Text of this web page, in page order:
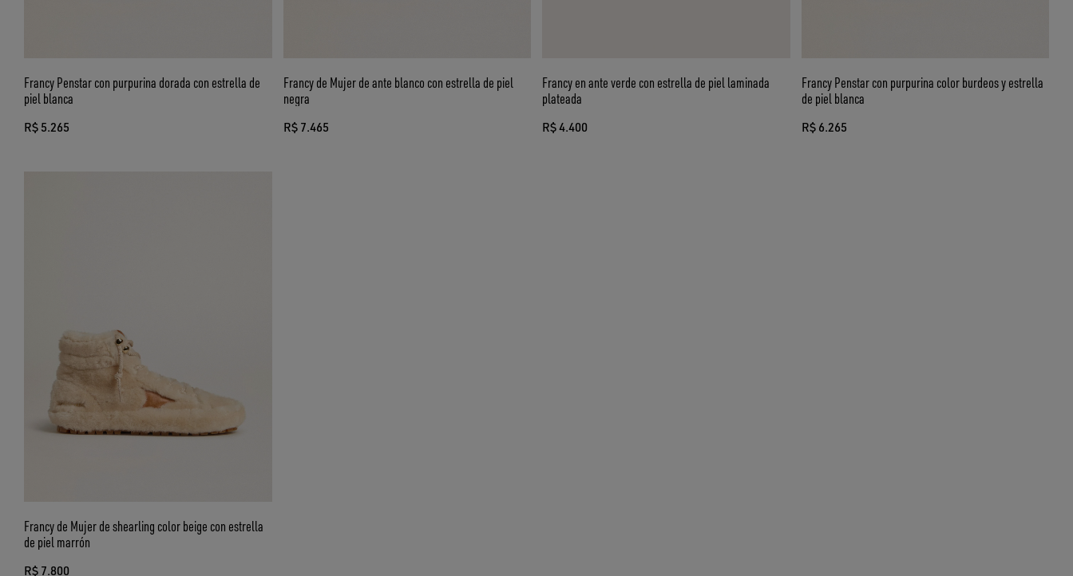
Francy Penstar con purpurina dorada con estrella de
piel blanca
R$ 5.265
Francy de Mujer de ante blanco con estrella de piel
negra
R$ 7.465
Francy en ante verde con estrella de piel laminada
plateada
R$ 4.400
Francy Penstar con purpurina color burdeos y estrella
de piel blanca
R$ 6.265
Francy de Mujer de shearling color beige con estrella
de piel marrón
R$ 7.800